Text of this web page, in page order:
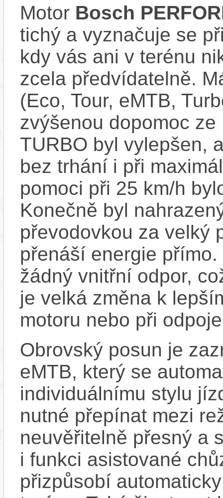
Motor Bosch
tichý a vyznačuje se
kdy vás ani v terénu
zcela předvídatelně.
(Eco, Tour, eMTB,
zvýšenou dopomoc
TURBO byl vylepšen,
bez trhání i při
pomoci při 25 km/h
Konečně byl
převodovkou za velký
přenáší energie
žádný vnitřní odpor,
je velká změna k
motoru nebo při
Obrovský posun je
eMTB, který se
individuálnímu stylu
nutné přepínat mezi
neuvěřitelně přesný a
i funkci asistované
přizpůsobí